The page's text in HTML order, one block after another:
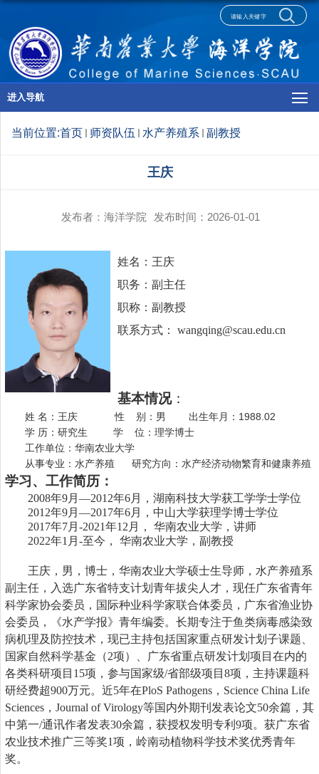
进入导航
当前位置:首页 师资队伍 水产养殖系 副教授
王庆
发布者：海洋学院 发布时间：2026-01-01
姓名：王庆
职务： 副主任
职称：副教授
联系方式： wangqing@scau.edu.cn
基本情况：
姓 名：王庆 性 别：男 出生年月：1988.02
学 历：研究生 学 位：理学博士
工作单位：华南农业大学
从事专业：水产养殖 研究方向：水产经济动物繁育和健康养殖
学习、工作简历：
2008年9月—2012年6月 ， 湖南科技大学获工学学士学位
2012年9月—2017年6月
， 中山大学获理学博士学位
2017年7月-2021年12月
，
华南农业大学，讲师
2022年1月 -至今 ， 华南农业大学，副教授
王庆，男，博士，华南农业大学硕士生导师，水产养殖系
副主任， 入选广东省特支计划青年拔尖人才，现任广东省青年
科学家协会委员，国际种业科学家联合体委员，广东省渔业协
会委员，《水产学报》青年编委。 长期专注于鱼类病毒感染致
病机理及防控技术 ，现已主持包括国家重点研发计划子课题、
国家自然科学基金（2项）、广东省重点研发计划项目在内的
各类科研项目 15项，参与国家级/省部级项目 8项 ，主持课题科
研经费超900万元。近5年在PloS Pathogens ， Science China Life
Sciences ， Journal of Virology等国内外期刊发表论文50余篇，其
中第一/通讯作者发表30余篇，获授权发明专利 9项。获广东省
农业技术推广三等奖1项， 岭南动植物科学技术奖优秀青年
奖。